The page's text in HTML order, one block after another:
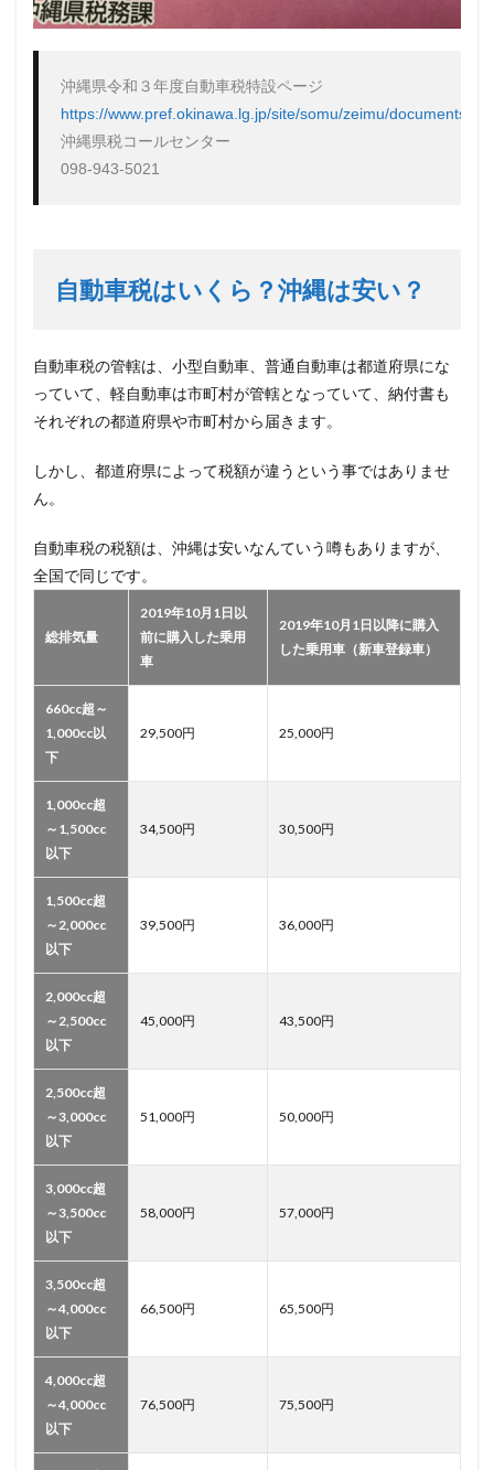
https://www.pref.okinawa.lg.jp/site/somu/zeimu/documents/
沖縄県税コールセンター
098-943-5021
自動車税はいくら？沖縄は安い？
自動車税の管轄は、小型自動車、普通自動車は都道府県にな
っていて、軽自動車は市町村が管轄となっていて、納付書も
それぞれの都道府県や市町村から届きます。
しかし、都道府県によって税額が違うという事ではありませ
ん。
自動車税の税額は、沖縄は安いなんていう噂もありますが、
全国で同じです。
総排気量
2019年10月1日以
前に購入した乗用
車
2019年10月1日以降に購入
した乗用車（新車登録車）
660cc超～
1,000cc以
下
29,500円 25,000円
1,000cc超
～1,500cc
以下
34,500円 30,500円
1,500cc超
～2,000cc
以下
39,500円 36,000円
2,000cc超
～2,500cc
以下
45,000円 43,500円
2,500cc超
～3,000cc
以下
51,000円 50,000円
3,000cc超
～3,500cc
以下
58,000円 57,000円
3,500cc超
～4,000cc
以下
66,500円 65,500円
4,000cc超
～4,000cc
以下
76,500円 75,500円